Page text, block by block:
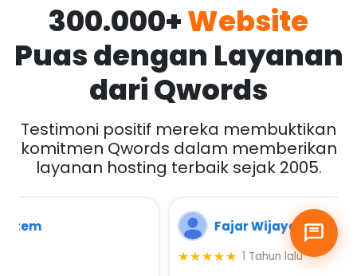
300.000+Website
Puas dengan Layanan
dari Qwords
Testimoni positif mereka membuktikan
komitmen Qwords dalam memberikan
layanan hosting terbaik sejak 2005.
Fajar Wijayanto